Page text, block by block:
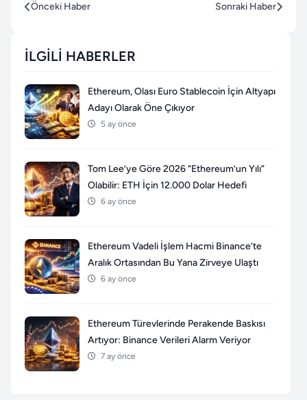
Önceki Haber Sonraki Haber
İLGILI HABERLER
Ethereum, Olası Euro Stablecoin İçin Altyapı
Adayı Olarak Öne Çıkıyor
5 ay önce
Tom Lee’ye Göre 2026 “Ethereum’un Yılı”
Olabilir: ETH İçin 12.000 Dolar Hedefi
6 ay önce
Ethereum Vadeli İşlem Hacmi Binance’te
Aralık Ortasından Bu Yana Zirveye Ulaştı
6 ay önce
Ethereum Türevlerinde Perakende Baskısı
Artıyor: Binance Verileri Alarm Veriyor
7 ay önce